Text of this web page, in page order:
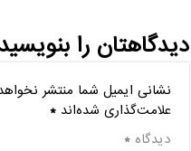
دیدگاهتان را
نشانی ایمیل شما منتشر
علامت‌گذاری شده‌اند*
دیدگاه*